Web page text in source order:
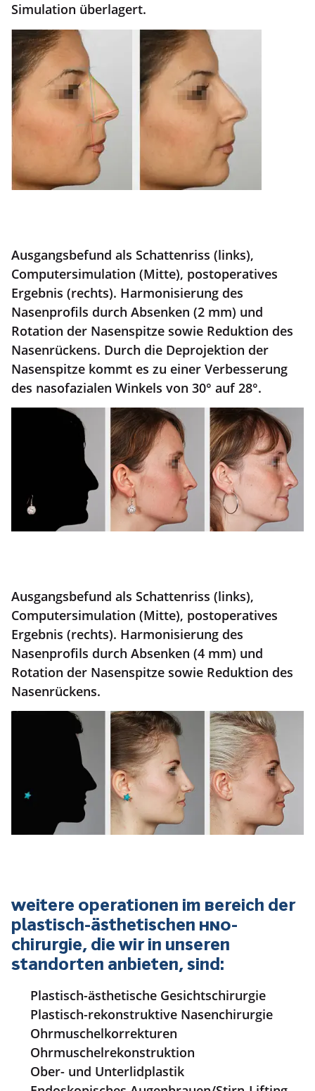
Simulation überlagert.
Ausgangsbefund als Schattenriss (links),
Computersimulation (Mitte), postoperatives
Ergebnis (rechts). Harmonisierung des
Nasenprofils durch Absenken (2 mm) und
Rotation der Nasenspitze sowie Reduktion des
Nasenrückens. Durch die Deprojektion der
Nasenspitze kommt es zu einer Verbesserung
des nasofazialen Winkels von 30° auf 28°.
Ausgangsbefund als Schattenriss (links),
Computersimulation (Mitte), postoperatives
Ergebnis (rechts). Harmonisierung des
Nasenprofils durch Absenken (4 mm) und
Rotation der Nasenspitze sowie Reduktion des
Nasenrückens.
Weitere Operationen im Bereich der
plastisch-ästhetischen HNO-
Chirurgie, die wir in unseren
Standorten anbieten, sind:
Plastisch-ästhetische Gesichtschirurgie
Plastisch-rekonstruktive Nasenchirurgie
Ohrmuschelkorrekturen
Ohrmuschelrekonstruktion
Ober- und Unterlidplastik